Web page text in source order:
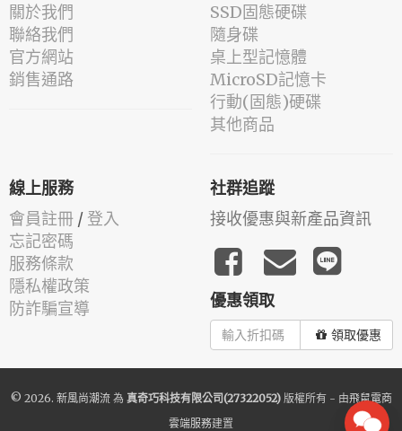
關於我們
聯絡我們
官方網站
銷售通路
SSD固態硬碟
隨身碟
桌上型記憶體
MicroSD記憶卡
行動(固態)硬碟
其他商品
線上服務
會員註冊 / 登入
忘記密碼
服務條款
隱私權政策
防詐騙宣導
社群追蹤
接收優惠與新產品資訊
優惠領取
領取優惠
© 2026. 新風尚潮流為 真奇巧科技有限公司(27322052)版權所有 - 由飛鼠電商
雲端服務建置